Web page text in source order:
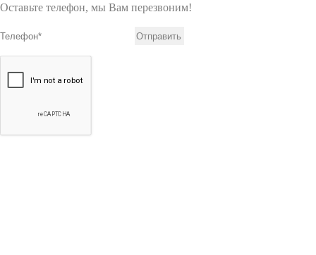
Оставьте телефон, мы Вам перезвоним!